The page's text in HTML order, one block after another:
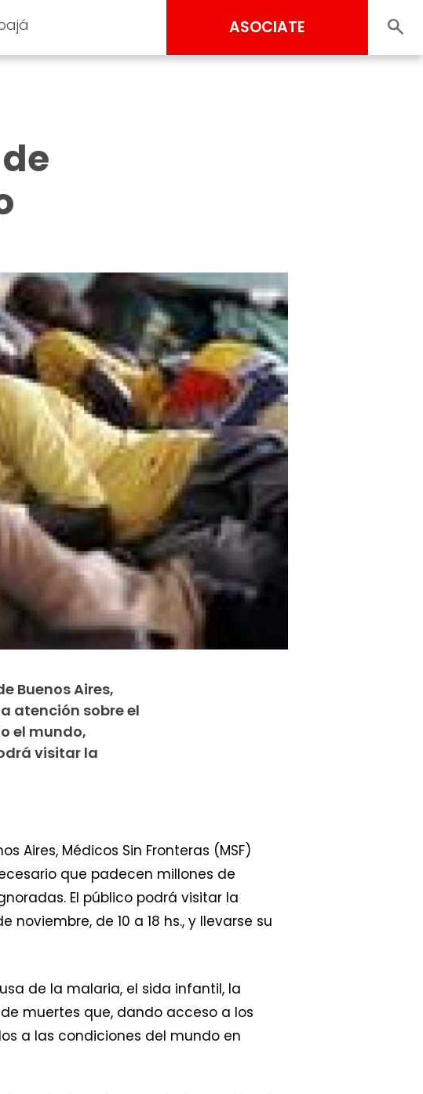
ASOCIATE
Buenos Aires,
atención sobre el
el mundo,
visitar la
Aires, Médicos Sin Fronteras (MSF)
que padecen millones de
El público podrá visitar la
de 10 a 18 hs., y llevarse su
de la malaria, el sida infantil, la
muertes que, dando acceso a los
a las condiciones del mundo en